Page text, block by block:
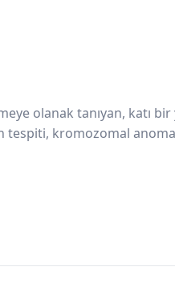
olanak tanıyan, katı
kromozomal